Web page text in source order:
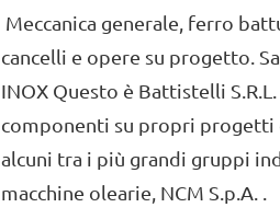
Meccanica generale, ferro
cancelli e opere su progetto.
INOX Questo è Battistelli
componenti su propri progetti
alcuni tra i più grandi gruppi
macchine olearie, NCM S.p.A. .